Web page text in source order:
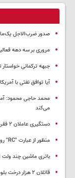
صدور ضرب‌الاجل
مروری بر سه دهه
جبهه ترکمانی
آیا توافق نفتی با
محمد حاجی محمود:
می‌کند
دستگیری عاملان ۲ فقره قتل در سروآباد و قروه
منظور از عبارت "RC" روی باتری چیست؟
باتری ماشین چند
قاتلان ۲ هزار درخت بلوط دستگیر شدند